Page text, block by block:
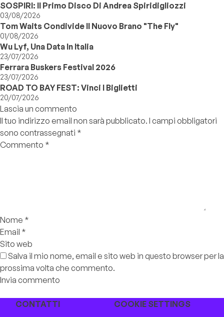
SOSPIRI: Il Primo Disco Di Andrea Spiridigliozzi
03/08/2026
Tom Waits Condivide Il Nuovo Brano "The Fly"
01/08/2026
Wu Lyf, Una Data In Italia
23/07/2026
Ferrara Buskers Festival 2026
23/07/2026
ROAD TO BAY FEST: Vinci I Biglietti
20/07/2026
Lascia un commento
Il tuo indirizzo email non sarà pubblicato. I campi obbligatori
sono contrassegnati *
Commento *
Nome *
Email *
Sito web
Salva il mio nome, email e sito web in questo browser per la
prossima volta che commento.
CONTATTI
COOKIE SETTINGS